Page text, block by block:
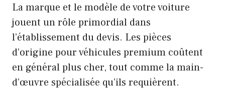
La marque et le modèle de votre voiture
jouent un rôle primordial dans
l’établissement du devis. Les pièces
d’origine pour véhicules premium coûtent
en général plus cher, tout comme la main-
d’œuvre spécialisée qu’ils requièrent.